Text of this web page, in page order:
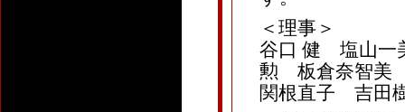
＜理事＞
谷口 健 塩山
勲 板倉奈智美
関根直子 吉田